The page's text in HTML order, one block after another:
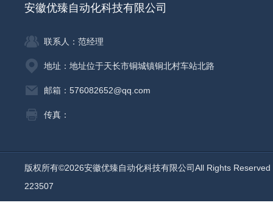
安徽优臻自动化科技有限公司
联系人：范经理
地址：地址位于天长市铜城镇铜北村车站北路
邮箱：576082652@qq.com
传真：
版权所有©2026安徽优臻自动化科技有限公司All Rights
223507